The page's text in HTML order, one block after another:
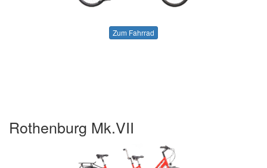
Zum Fahrrad
Rothenburg Mk.VII